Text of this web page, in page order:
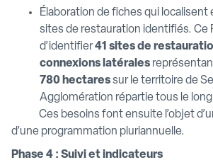
Élaboration de fiches qui localisent
sites de restauration identifiés. Ce
d’identifier41 sites de
connexions latérales
780 hectaressur le territoire de
Agglomération répartie tous le long
Ces besoins font ensuite l’objet
d’une programmation pluriannuelle.
Phase 4 : Suivi et indicateurs